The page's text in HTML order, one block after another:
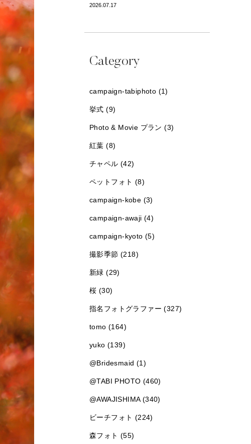
2026.07.17
Category
campaign-tabiphoto (1)
挙式 (9)
Photo & Movie プラン (3)
紅葉 (8)
チャペル (42)
ペットフォト (8)
campaign-kobe (3)
campaign-awaji (4)
campaign-kyoto (5)
撮影季節 (218)
新緑 (29)
桜 (30)
指名フォトグラファー (327)
tomo (164)
yuko (139)
@Bridesmaid (1)
@TABI PHOTO (460)
@AWAJISHIMA (340)
ビーチフォト (224)
森フォト (55)